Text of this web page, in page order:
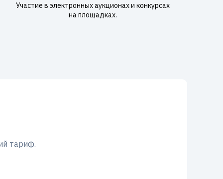
Участие в электронных аукционах и конкурсах
на площадках.
тариф.